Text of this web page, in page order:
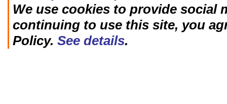
We use cookies to provide social
continuing to use this site, you
Policy. See details.